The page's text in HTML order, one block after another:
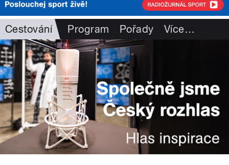
Cestování Program Pořady Více…